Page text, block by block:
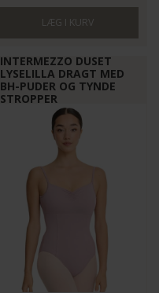
INTERMEZZO DUSET
LYSELILLA DRAGT MED
BH-PUDER OG TYNDE
STROPPER